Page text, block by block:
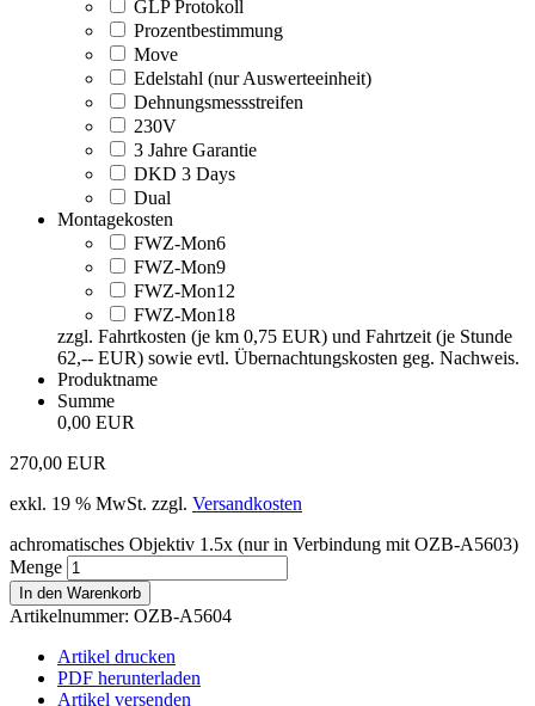
GLP Protokoll
Prozentbestimmung
Move
Edelstahl (nur Auswerteeinheit)
Dehnungsmessstreifen
230V
3 Jahre Garantie
DKD 3 Days
Dual
Montagekosten
FWZ-Mon6
FWZ-Mon9
FWZ-Mon12
FWZ-Mon18
zzgl. Fahrtkosten (je km 0,75 EUR) und Fahrtzeit (je Stunde
62,-- EUR) sowie evtl. Übernachtungskosten geg. Nachweis.
Produktname
Summe
0,00 EUR
270,00 EUR
exkl. 19 % MwSt. zzgl. Versandkosten
achromatisches Objektiv 1.5x (nur in Verbindung mit OZB-A5603)
Menge
In den Warenkorb
Artikelnummer: OZB-A5604
Artikel drucken
PDF herunterladen
Artikel versenden